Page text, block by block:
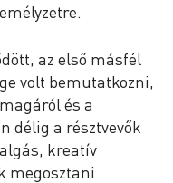
az első másfél
volt bemutatkozni,
és a
délig a résztvevők
kreatív
megosztani